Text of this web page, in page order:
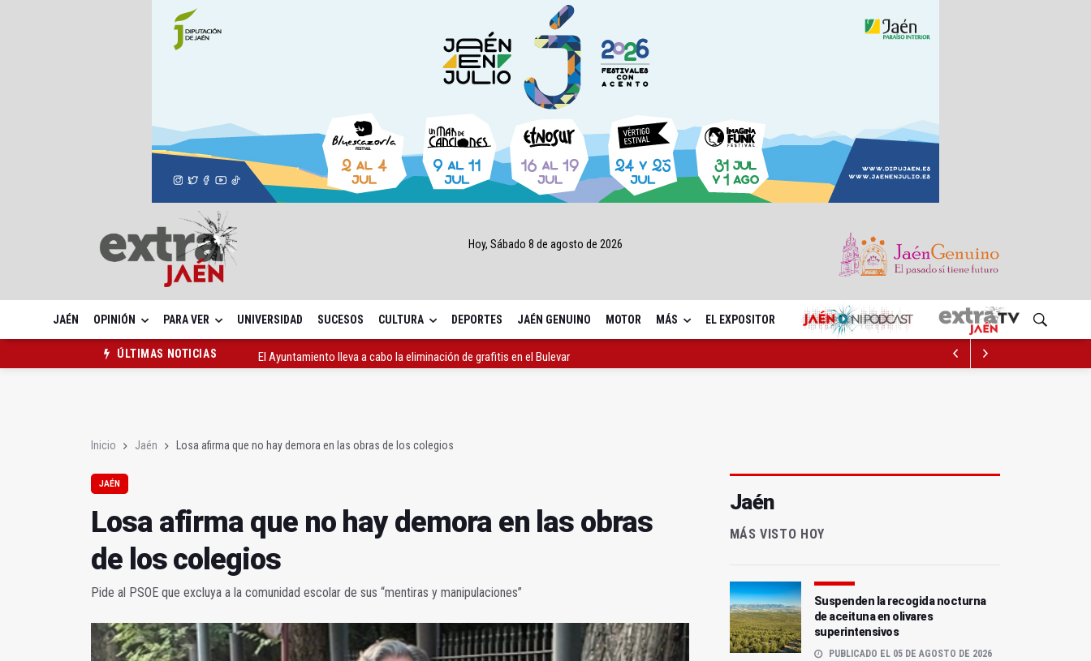
Hoy, Sábado 8 de agosto de 2026
JAÉN OPINIÓN PARA VER UNIVERSIDAD SUCESOS CULTURA DEPORTES JAÉN GENUINO MOTOR MÁS EL EXPOSITOR
ÚLTIMAS NOTICIAS
El Ayuntamiento lleva a cabo la eliminación de grafitis en el Bulevar
Inicio Jaén Losa afirma que no hay demora en las obras de los colegios
JAÉN
Losa afirma que no hay demora en las obras
de los colegios
Pide al PSOE que excluya a la comunidad escolar de sus “mentiras y manipulaciones”
Jaén
MÁS VISTO HOY
Suspenden la recogida nocturna
de aceituna en olivares
superintensivos
PUBLICADO EL 05 DE AGOSTO DE 2026